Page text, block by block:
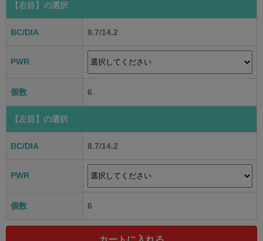
【右目】 の選択
BC/DIA 8.7/14.2
PWR
個数 6
【左目】 の選択
BC/DIA 8.7/14.2
PWR
個数 6